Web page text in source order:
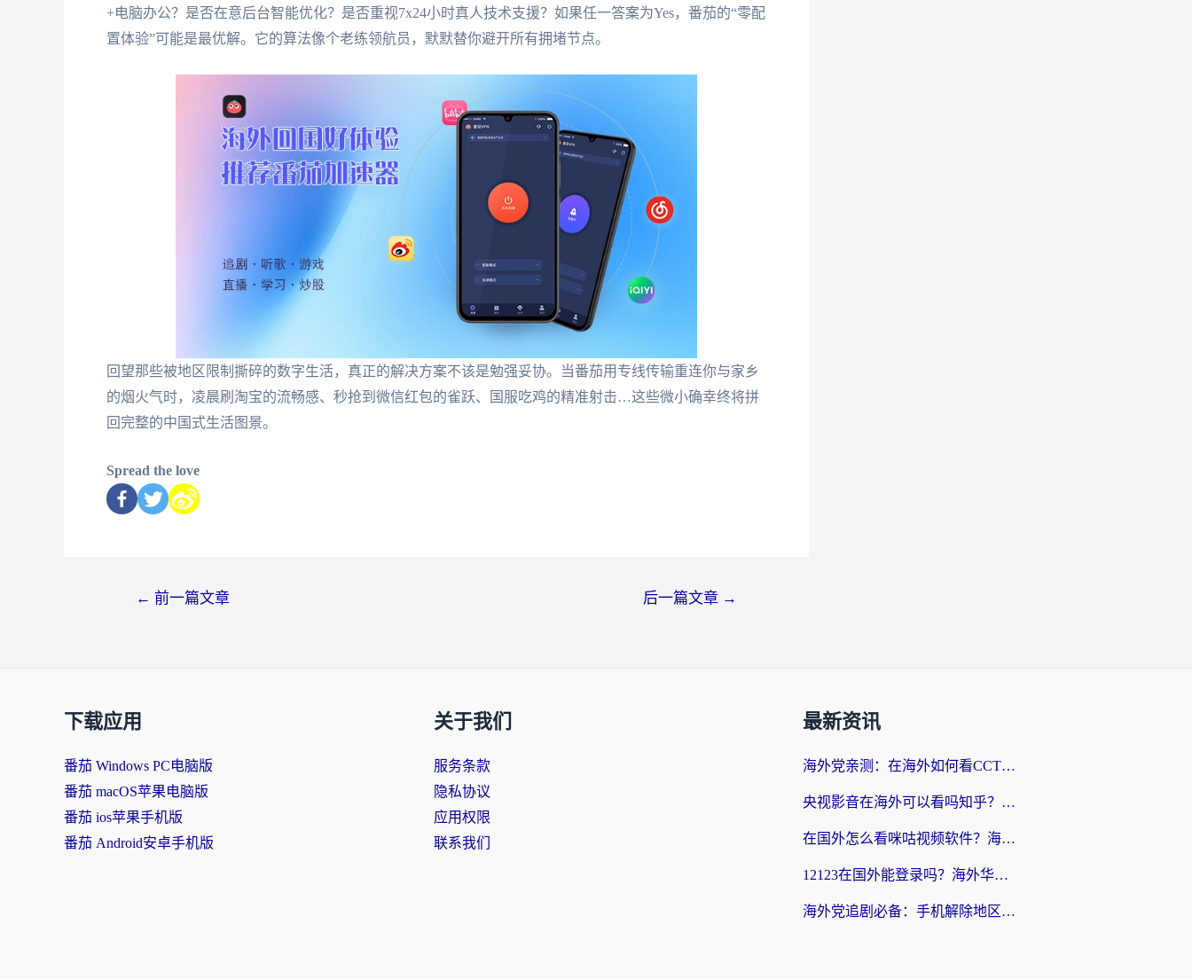
+电脑办公？是否在意后台智能优化？是否重视7x24小时真人技术支援？如果任一答案为Yes，番茄的“零配
置体验”可能是最优解。它的算法像个老练领航员，默默替你避开所有拥堵节点。
回望那些被地区限制撕碎的数字生活，真正的解决方案不该是勉强妥协。当番茄用专线传输重连你与家乡
的烟火气时，凌晨刷淘宝的流畅感、秒抢到微信红包的雀跃、国服吃鸡的精准射击…这些微小确幸终将拼
回完整的中国式生活图景。
Spread the love
← 前一篇文章 后一篇文章 →
下载应用
番茄 Windows PC电脑版
番茄 macOS苹果电脑版
番茄 ios苹果手机版
番茄 Android安卓手机版
关于我们
服务条款
隐私协议
应用权限
联系我们
最新资讯
海外党亲测：在海外如何看CCTV？告别“仅限大陆播放”的实用指南
央视影音在海外可以看吗知乎？留学生亲测：3步解决地域限制+追剧自由
在国外怎么看咪咕视频软件？海外党亲测有效的回国加速方案
12123在国外能登录吗？海外华人必看的回国加速实用指南
海外党追剧必备：手机解除地区限制app怎么选？解决央视视频&国内剧地区限制全指南